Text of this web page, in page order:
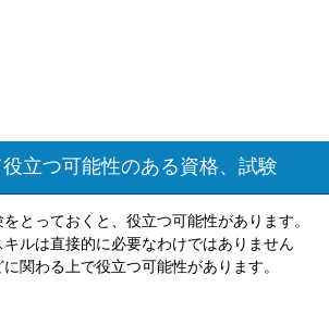
立つ可能性のある資格、試験
とっておくと、役立つ可能性があります。
ルは直接的に必要なわけではありません
関わる上で役立つ可能性があります。